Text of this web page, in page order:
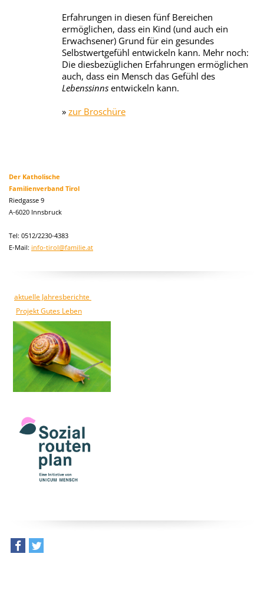
Erfahrungen in diesen fünf Bereichen
ermöglichen, dass ein Kind (und auch ein
Erwachsener) Grund für ein gesundes
Selbstwertgefühl entwickeln kann. Mehr noch:
Die diesbezüglichen Erfahrungen ermöglichen
auch, dass ein Mensch das Gefühl des
Lebenssinns entwickeln kann.
» zur Broschüre
Der Katholische
Familienverband Tirol
Riedgasse 9
A-6020 Innsbruck
Tel: 0512/2230-4383
E-Mail: info-tirol@familie.at
aktuelle Jahresberichte
Projekt Gutes Leben